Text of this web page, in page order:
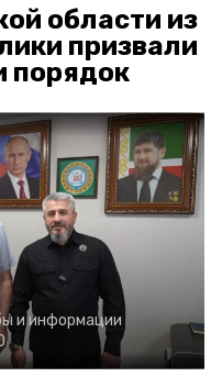
области из
призвали
порядок
и информации